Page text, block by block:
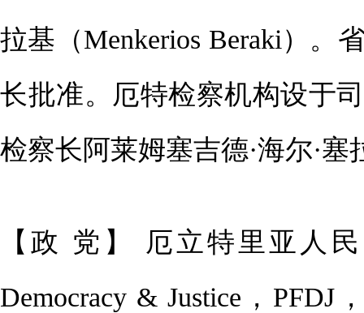
拉基（Menkerios Beraki）。
长批准。厄特检察机构设于
检察长阿莱姆塞吉德·海尔·塞
【政 党】 厄立特里亚人
Democracy & Justice，